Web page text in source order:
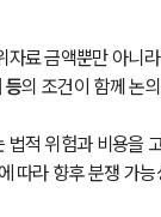
부소개
대륜의 강점
오시는 길
자료 금액뿐만 아니라
등의 조건이 함께 논
법적 위험과 비용을
따라 향후 분쟁 가